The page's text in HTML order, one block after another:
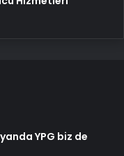
YPG biz de